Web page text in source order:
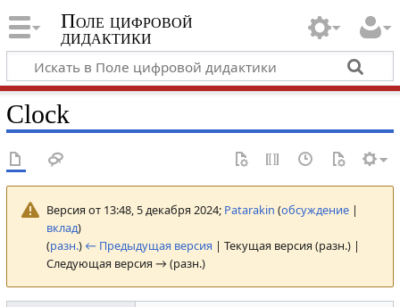
Поле цифровой
дидактики
Clock
Версия от 13:48, 5 декабря 2024; Patarakin (обсуждение|
вклад)
(разн.) ← Предыдущая версия | Текущая версия (разн.) |
Следующая версия → (разн.)